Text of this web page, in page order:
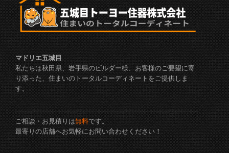
マドリエ五城目
私たちは秋田県、岩手県のビルダー様、お客様のご要望に寄
り添った、住まいのトータルコーディネートをご提供しま
す。
ご相談・お見積りは無料です。
最寄りの店舗へお気軽にお問い合わせください！